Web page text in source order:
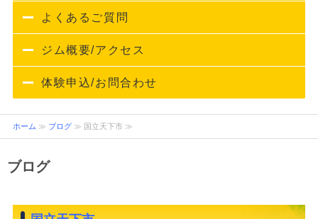
よくあるご質問
ジム概要/アクセス
体験申込/お問合わせ
ホーム ≫ ブログ≫ 国立天下市 ≫
ブログ